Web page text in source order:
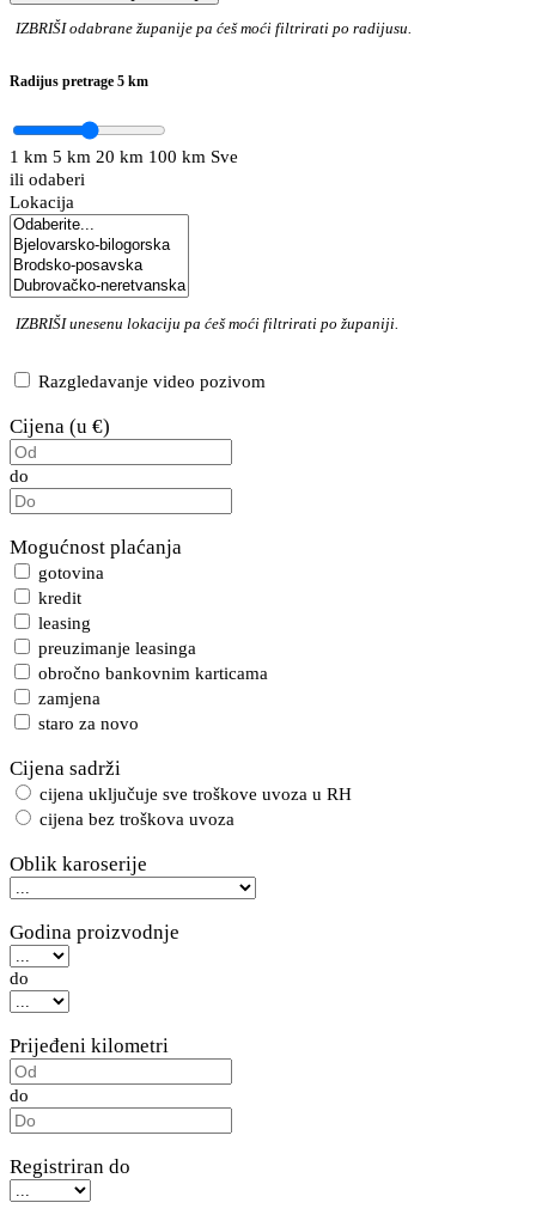
IZBRIŠIodabrane županije pa ćeš moći filtrirati po radijusu.
Radijus pretrage 5 km
1 km 5 km 20 km 100 km Sve
ili odaberi
Lokacija
IZBRIŠIunesenu lokaciju pa ćeš moći filtrirati po županiji.
Razgledavanje video pozivom
Cijena (u €)
do
Mogućnost plaćanja
gotovina
kredit
leasing
preuzimanje leasinga
obročno bankovnim karticama
zamjena
staro za novo
Cijena sadrži
cijena uključuje sve troškove uvoza u RH
cijena bez troškova uvoza
Oblik karoserije
Godina proizvodnje
do
Prijeđeni kilometri
do
Registriran do